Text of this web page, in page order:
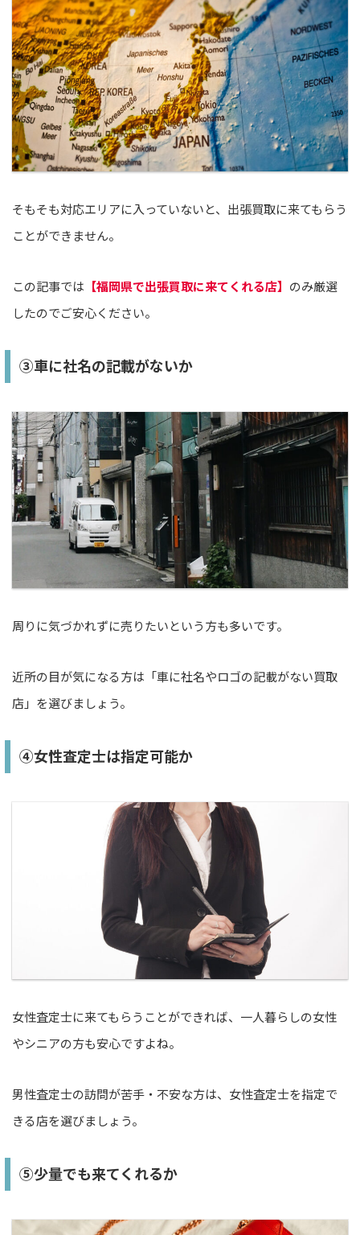
そもそも対応エリアに入っていないと、出張買取に来てもらう
ことができません。
この記事では 【福岡県で出張買取に来てくれる店】 のみ厳選
したのでご安心ください。
③車に社名の記載がないか
周りに気づかれずに売りたいという方も多いです。
近所の目が気になる方は「車に社名やロゴの記載がない買取
店」を選びましょう。
④女性査定士は指定可能か
女性査定士に来てもらうことができれば、一人暮らしの女性
やシニアの方も安心ですよね。
男性査定士の訪問が苦手・不安な方は、女性査定士を指定で
きる店を選びましょう。
⑤少量でも来てくれるか